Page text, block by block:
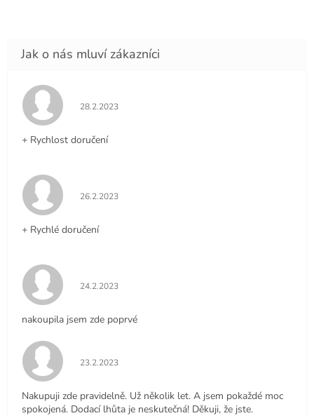
Hodnocení obchodu je 5 z 5 hvězdiček.
28.2.2023
+ Rychlost doručení
Hodnocení obchodu je 5 z 5 hvězdiček.
26.2.2023
+ Rychlé doručení
Hodnocení obchodu je 5 z 5 hvězdiček.
24.2.2023
nakoupila jsem zde poprvé
Hodnocení obchodu je 5 z 5 hvězdiček.
23.2.2023
Nakupuji zde pravidelně. Už několik let. A jsem pokaždé moc
spokojená. Dodací lhůta je neskutečná! Děkuji, že jste.